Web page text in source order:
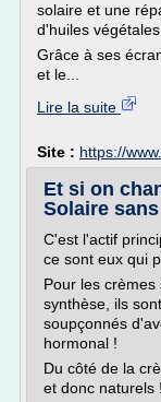
solaire et une
d'huiles
Grâce à ses
et le...
Lire la suite
Site : https://
Et si on
Solaire
C'est l'actif
ce sont eux qui
Pour les
synthèse, ils
soupçonnés
hormonal !
Du côté de la
et donc naturels